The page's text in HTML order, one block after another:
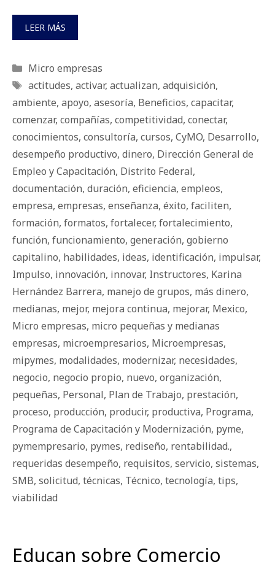
LEER MÁS
Categorías
Micro empresas
Etiquetas
actitudes, activar, actualizan, adquisición,
ambiente, apoyo, asesoría, Beneficios, capacitar,
comenzar, compañías, competitividad, conectar,
conocimientos, consultoría, cursos, CyMO, Desarrollo,
desempeño productivo, dinero, Dirección General de
Empleo y Capacitación, Distrito Federal,
documentación, duración, eficiencia, empleos,
empresa, empresas, enseñanza, éxito, faciliten,
formación, formatos, fortalecer, fortalecimiento,
función, funcionamiento, generación, gobierno
capitalino, habilidades, ideas, identificación, impulsar,
Impulso, innovación, innovar, Instructores, Karina
Hernández Barrera, manejo de grupos, más dinero,
medianas, mejor, mejora continua, mejorar, Mexico,
Micro empresas, micro pequeñas y medianas
empresas, microempresarios, Microempresas,
mipymes, modalidades, modernizar, necesidades,
negocio, negocio propio, nuevo, organización,
pequeñas, Personal, Plan de Trabajo, prestación,
proceso, producción, producir, productiva, Programa,
Programa de Capacitación y Modernización, pyme,
pymempresario, pymes, rediseño, rentabilidad.,
requeridas desempeño, requisitos, servicio, sistemas,
SMB, solicitud, técnicas, Técnico, tecnología, tips,
viabilidad
Educan sobre Comercio